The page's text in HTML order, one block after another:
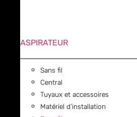
ASPIRATEUR
Sans fil
Central
Tuyaux et accessoires
Matériel d’installation